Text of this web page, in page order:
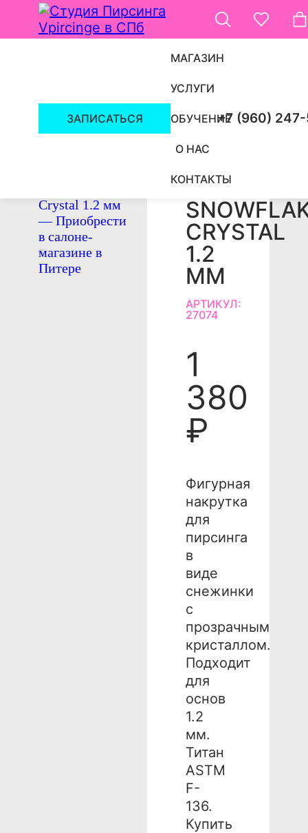
ЗАПИСАТЬСЯ
МАГАЗИН
УСЛУГИ
ОБУЧЕНИЕ
О НАС
КОНТАКТЫ
+7 (960)
НАКРУТКА
CRYSTAL
1.2
ММ
АРТИКУЛ:
27074
1
380
₽
Фигурная
накрутка
для
пирсинга
в
виде
снежинки
с
прозрачным
кристаллом.
Подходит
для
основ
1.2
мм.
Титан
ASTM
F-
136.
Купить